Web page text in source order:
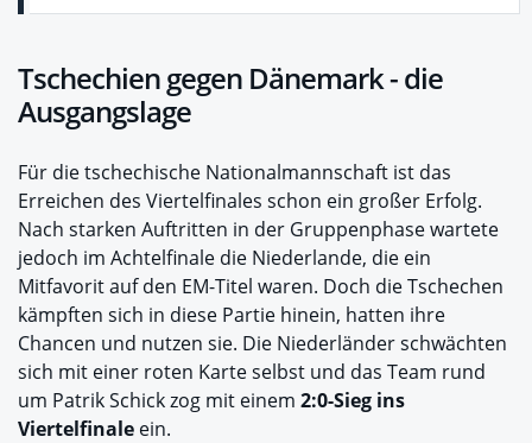
Tschechien gegen Dänemark - die
Ausgangslage
Für die tschechische Nationalmannschaft ist das
Erreichen des Viertelfinales schon ein großer Erfolg.
Nach starken Auftritten in der Gruppenphase wartete
jedoch im Achtelfinale die Niederlande, die ein
Mitfavorit auf den EM-Titel waren. Doch die Tschechen
kämpften sich in diese Partie hinein, hatten ihre
Chancen und nutzen sie. Die Niederländer schwächten
sich mit einer roten Karte selbst und das Team rund
um Patrik Schick zog mit einem 2:0-Sieg ins
Viertelfinale ein.